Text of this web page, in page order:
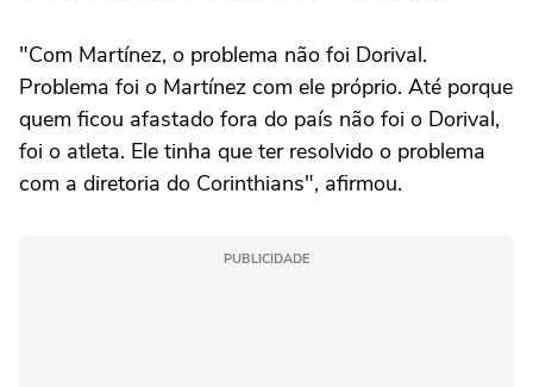
"Com Martínez, o problema não foi Dorival.
Problema foi o Martínez com ele próprio. Até porque
quem ficou afastado fora do país não foi o Dorival,
foi o atleta. Ele tinha que ter resolvido o problema
com a diretoria do Corinthians", afirmou.
PUBLICIDADE